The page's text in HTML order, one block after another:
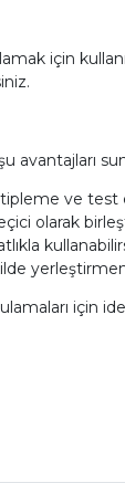
için
avantajları
ve test
olarak
için